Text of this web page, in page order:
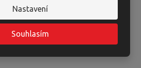
Nastavení
Souhlasím